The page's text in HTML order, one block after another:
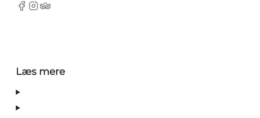
Facebook
Instagram
Tripadvisor
Læs mere